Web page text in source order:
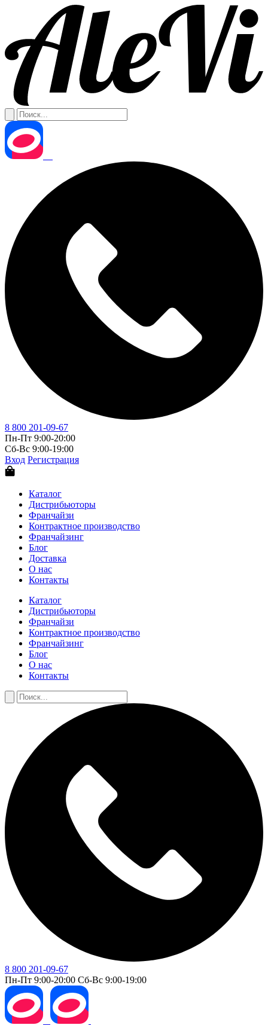
8 800 201-09-67
Пн-Пт 9:00-20:00
Сб-Вс 9:00-19:00
Вход Регистрация
Каталог
Дистрибьюторы
Франчайзи
Контрактное производство
Франчайзинг
Блог
Доставка
О нас
Контакты
Каталог
Дистрибьюторы
Франчайзи
Контрактное производство
Франчайзинг
Блог
О нас
Контакты
8 800 201-09-67
Пн-Пт 9:00-20:00 Сб-Вс 9:00-19:00